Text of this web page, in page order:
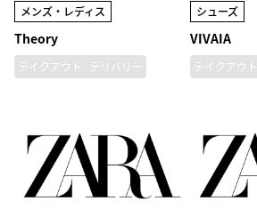
メンズ・レディス
Theory
テイクアウト デリバリー
シューズ
VIVAIA
テイクアウト